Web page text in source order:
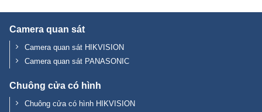
Camera quan sát
Camera quan sát HIKVISION
Camera quan sát PANASONIC
Chuông cửa có hình
Chuông cửa có hình HIKVISION